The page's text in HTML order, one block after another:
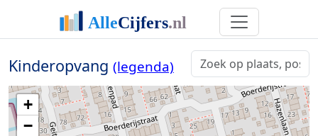
Kinderopvang (legenda)
+
−